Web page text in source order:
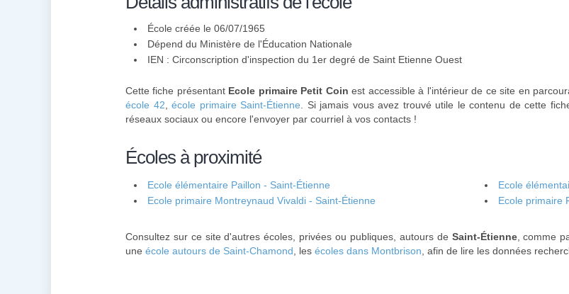
École créée le 06/07/1965
Dépend du Ministère de l'Éducation Nationale
IEN : Circonscription d'inspection du 1er degré de Saint Etienne Ouest
Cette fiche présentant Ecole primaire Petit Coin est accessible à l'intérieur de ce site en
école 42 ,école primaire Saint-Étienne . Si jamais vous avez trouvé utile le contenu de cette
réseaux sociaux ou encore l'envoyer par courriel à vos contacts !
Écoles à proximité
Ecole élémentaire Paillon - Saint-Étienne
Ecole
Ecole primaire Montreynaud Vivaldi - Saint-Étienne
Ecole primaire
Consultez sur ce site d'autres écoles, privées ou publiques, autours de Saint-Étienne, comme
une école autours de Saint-Chamond , les écoles dans Montbrison , afin de lire les données